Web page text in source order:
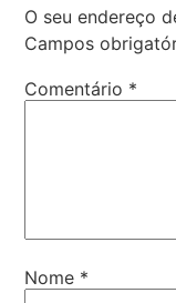
O seu endereço
Campos
Comentário *
Nome *